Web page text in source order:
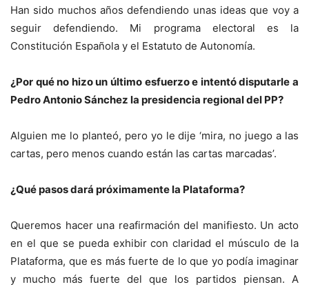
Han sido muchos años defendiendo unas ideas que voy a
seguir defendiendo. Mi programa electoral es la
Constitución Española y el Estatuto de Autonomía.
¿Por qué no hizo un último esfuerzo e intentó disputarle a
Pedro Antonio Sánchez la presidencia regional del PP?
Alguien me lo planteó, pero yo le dije ‘mira, no juego a las
cartas, pero menos cuando están las cartas marcadas’.
¿Qué pasos dará próximamente la Plataforma?
Queremos hacer una reafirmación del manifiesto. Un acto
en el que se pueda exhibir con claridad el músculo de la
Plataforma, que es más fuerte de lo que yo podía imaginar
y mucho más fuerte del que los partidos piensan. A